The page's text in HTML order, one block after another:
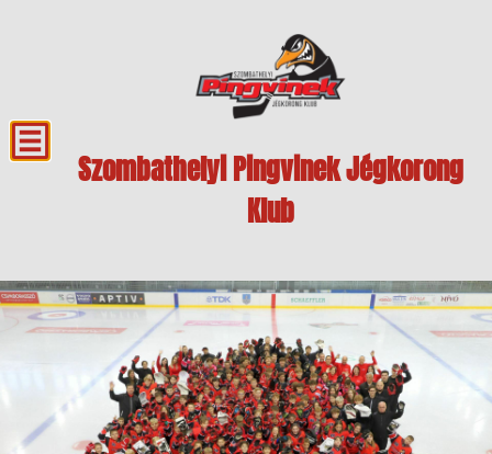
Szombathelyi Pingvinek Jégkorong
Klub